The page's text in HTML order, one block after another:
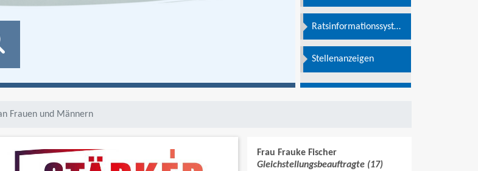
Formularschaltfläche
Ratsinformationssystem
Stellenanzeigen
Frauen und Männern
Frau Frauke Fischer
Gleichstellungsbeauftragte (17)